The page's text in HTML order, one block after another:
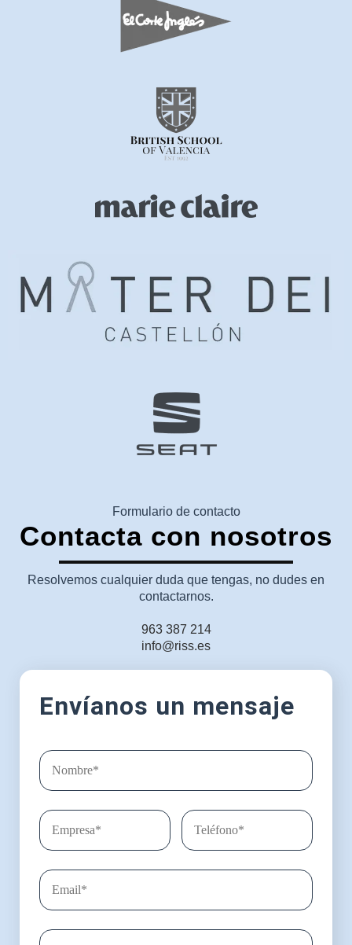
Formulario de contacto
Contacta con nosotros
Resolvemos cualquier duda que tengas, no dudes en
contactarnos.
963 387 214
info@riss.es
Envíanos un mensaje